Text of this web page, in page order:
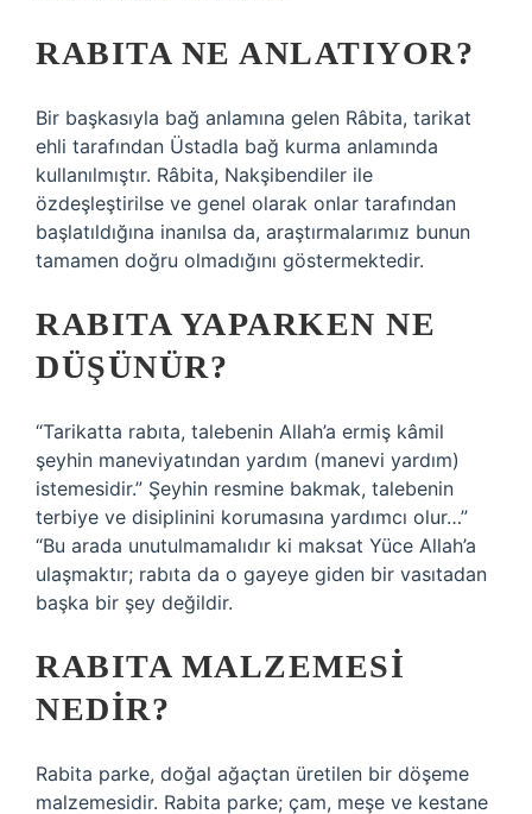
RABITA NE ANLATIYOR?
Bir başkasıyla bağ anlamına gelen Râbita, tarikat
ehli tarafından Üstadla bağ kurma anlamında
kullanılmıştır. Râbita, Nakşibendiler ile
özdeşleştirilse ve genel olarak onlar tarafından
başlatıldığına inanılsa da, araştırmalarımız bunun
tamamen doğru olmadığını göstermektedir.
RABITA YAPARKEN NE
DÜŞÜNÜR?
“Tarikatta rabıta, talebenin Allah’a ermiş kâmil
şeyhin maneviyatından yardım (manevi yardım)
istemesidir.” Şeyhin resmine bakmak, talebenin
terbiye ve disiplinini korumasına yardımcı olur…”
“Bu arada unutulmamalıdır ki maksat Yüce Allah’a
ulaşmaktır; rabıta da o gayeye giden bir vasıtadan
başka bir şey değildir.
RABITA MALZEMESI
NEDIR?
Rabita parke, doğal ağaçtan üretilen bir döşeme
malzemesidir. Rabita parke; çam, meşe ve kestane